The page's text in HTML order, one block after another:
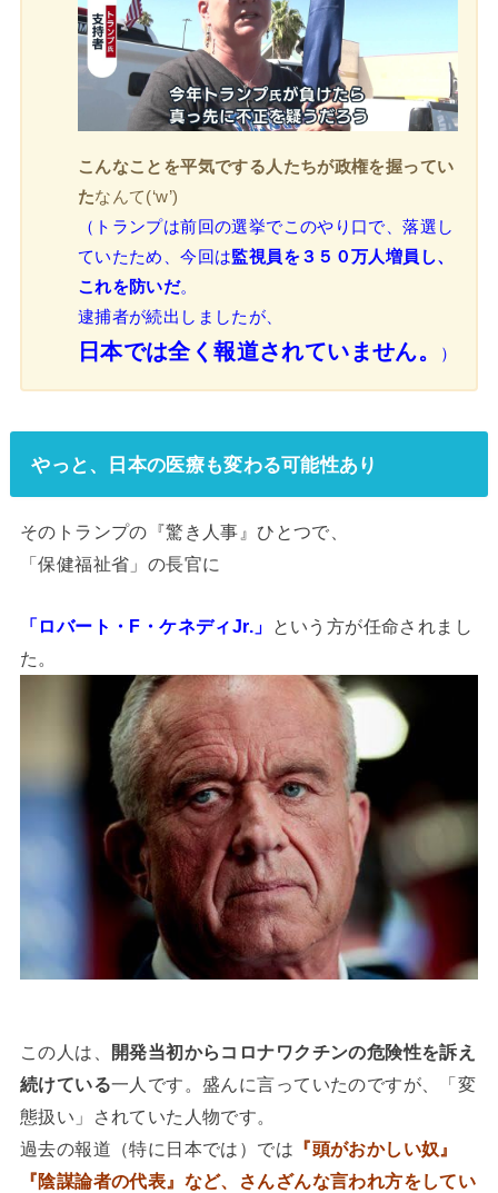
こんなことを平気でする人たちが政権を握ってい
たなんて(‘w’)
（トランプは前回の選挙でこのやり口で、落選し
ていたため、今回は監視員を３５０万人増員し、
これを防いだ。
逮捕者が続出しましたが、
日本では全く報道されていません。 ）
やっと、日本の医療も変わる可能性あり
そのトランプの『驚き人事』ひとつで、
「保健福祉省」の長官に
「ロバート・F・ケネディJr.」
という方が任命されまし
た。
この人は、
開発当初からコロナワクチンの危険性を訴え
続けている一人です。盛んに言っていたのですが、「変
態扱い」されていた人物です。
過去の報道（特に日本では）では 『頭がおかしい奴』
『陰謀論者の代表』など、
さんざんな言われ方をしてい